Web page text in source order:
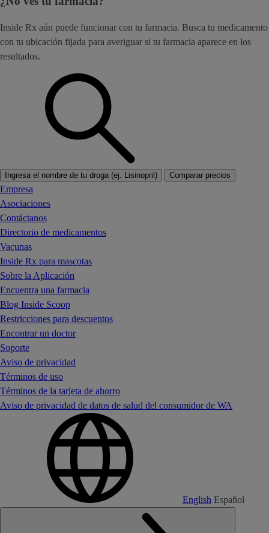
Inside Rx aún puede funcionar con tu farmacia. Busca tu medicamento
con tu ubicación fijada para averiguar si tu farmacia aparece en los
resultados.
Ingresa el nombre de tu droga (ej. Lisinopril) Comparar precios
Empresa
Asociaciones
Contáctanos
Directorio de medicamentos
Vacunas
Inside Rx para mascotas
Sobre la Aplicación
Encuentra una farmacia
Blog Inside Scoop
Restricciones para descuentos
Encontrar un doctor
Soporte
Aviso de privacidad
Términos de uso
Términos de la tarjeta de ahorro
Aviso de privacidad de datos de salud del consumidor de WA
English Español